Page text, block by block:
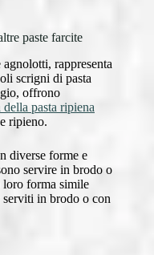
paste farcite
rappresenta
scrigni di pasta
offrono
della pasta ripiena
ripieno.
diverse forme e
servire in brodo o
forma simile
serviti in brodo o con